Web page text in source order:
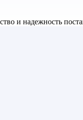
и надежность